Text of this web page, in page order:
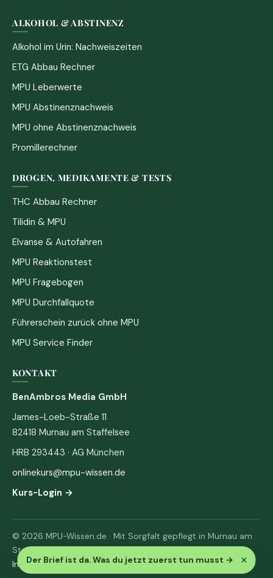
Der Brief ist da. Was du jetzt zuerst tun musst → ×
ALKOHOL & ABSTINENZ
Alkohol im Urin: Nachweiszeiten
ETG Abbau Rechner
MPU Leberwerte
MPU Abstinenznachweis
MPU ohne Abstinenznachweis
Promillerechner
DROGEN, MEDIKAMENTE & TESTS
THC Abbau Rechner
Tilidin & MPU
Elvanse & Autofahren
MPU Reaktionstest
MPU Fragebogen
MPU Durchfallquote
Führerschein zurück ohne MPU
MPU Service Finder
KONTAKT
BenAmbros Media GmbH
James-Loeb-Straße 11
82418 Murnau am Staffelsee
HRB 293443 · AG München
onlinekurs@mpu-wissen.de
Kurs-Login →
© 2026 MPU-Wissen.de · Mit Sorgfalt gepflegt in Murnau am
Staffelsee
Impressum· Datenschutz & AGB